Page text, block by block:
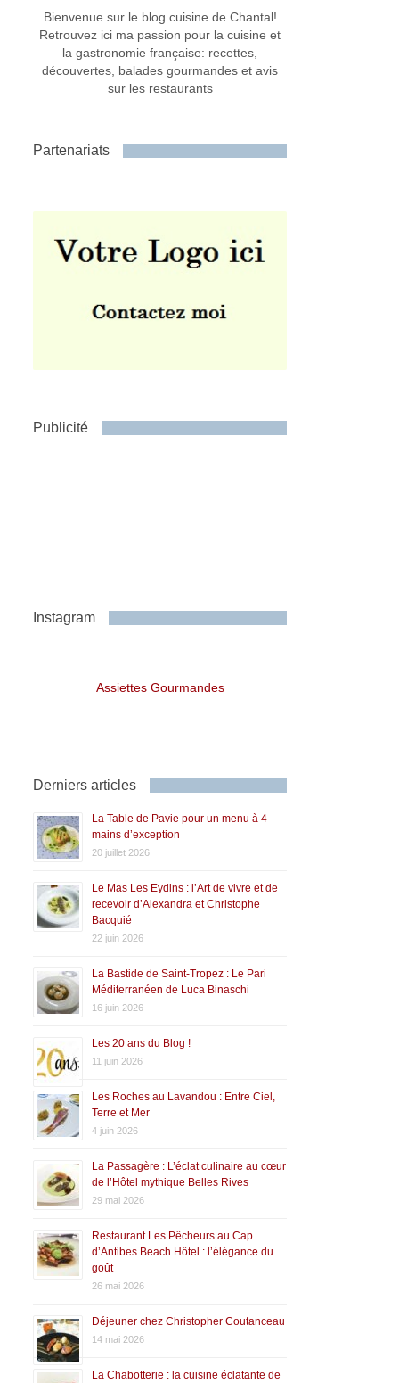
Bienvenue sur le blog cuisine de Chantal!
Retrouvez ici ma passion pour la cuisine et
la gastronomie française: recettes,
découvertes, balades gourmandes et avis
sur les restaurants
Partenariats
Publicité
Instagram
Assiettes Gourmandes
Derniers articles
La Table de Pavie pour un menu à 4
mains d’exception
20 juillet 2026
Le Mas Les Eydins : l’Art de vivre et de
recevoir d’Alexandra et Christophe
Bacquié
22 juin 2026
La Bastide de Saint-Tropez : Le Pari
Méditerranéen de Luca Binaschi
16 juin 2026
Les 20 ans du Blog !
11 juin 2026
Les Roches au Lavandou : Entre Ciel,
Terre et Mer
4 juin 2026
La Passagère : L’éclat culinaire au cœur
de l’Hôtel mythique Belles Rives
29 mai 2026
Restaurant Les Pêcheurs au Cap
d’Antibes Beach Hôtel : l’élégance du
goût
26 mai 2026
Déjeuner chez Christopher Coutanceau
14 mai 2026
La Chabotterie : la cuisine éclatante de